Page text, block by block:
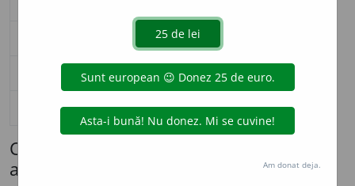
singular co dru
plural codri
genitiv-dativ
singular codru codrului
plural odri codrilor
vocativ
plural codrilor
Cuvinte care se flexionează conform
acestui model (maximum 100 afișate)
Am donat deja.